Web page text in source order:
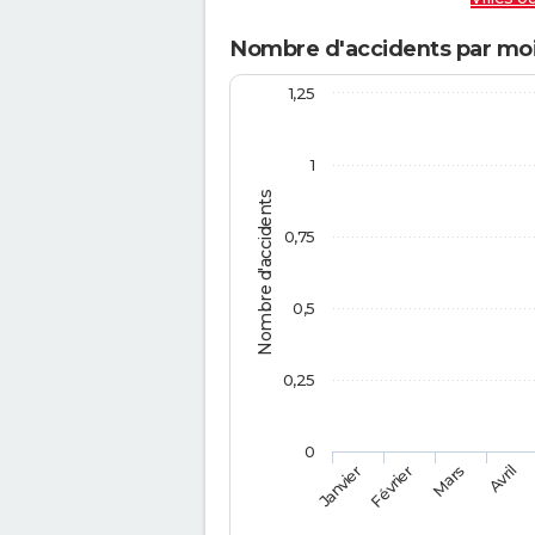
Nombre d'accidents par
Nombre d'accidents
JanvierFévrier Mars Avril
0
1
0,25
0,5
0,75
1,25